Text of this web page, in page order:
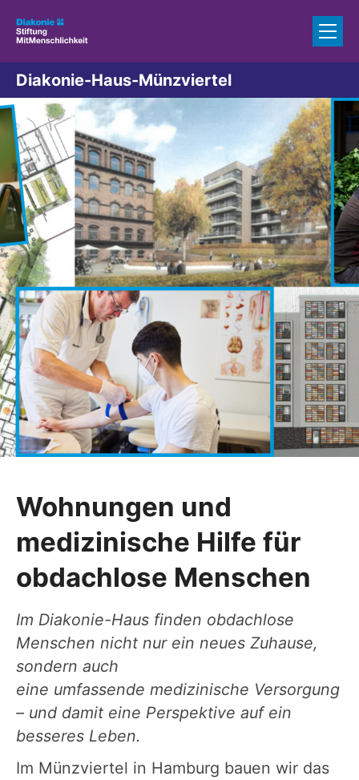
Diakonie-Haus-Münzviertel
Wohnungen und
medizinische Hilfe für
obdachlose Menschen
Im Diakonie-Haus finden obdachlose
Menschen nicht nur ein neues Zuhause,
sondern auch
eine umfassende medizinische Versorgung
– und damit eine Perspektive auf ein
besseres Leben.
Im Münzviertel in Hamburg bauen wir das